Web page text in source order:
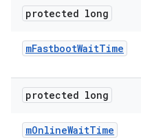
protected long
mFastbootWaitTime
protected long
mOnlineWaitTime